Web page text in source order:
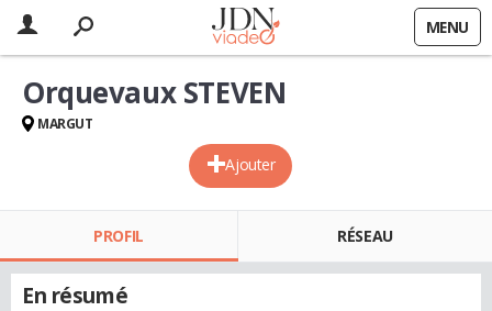
MENU
Ajouter
Orquevaux STEVEN
MARGUT
PROFIL RÉSEAU
En résumé